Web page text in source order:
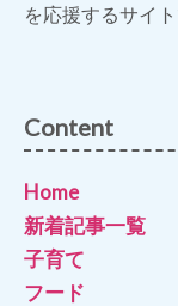
を応援するサイト
Content
Home
新着記事一覧
子育て
フード